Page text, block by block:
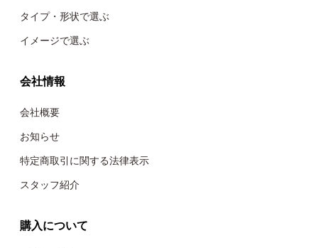
タイプ・形状で選ぶ
イメージで選ぶ
会社情報
会社概要
お知らせ
特定商取引に関する法律表示
スタッフ紹介
購入について